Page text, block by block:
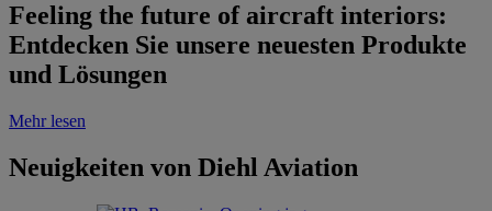
Feeling the future of aircraft interiors:
Entdecken Sie unsere neuesten Produkte
und Lösungen
Mehr lesen
Neuigkeiten von Diehl Aviation